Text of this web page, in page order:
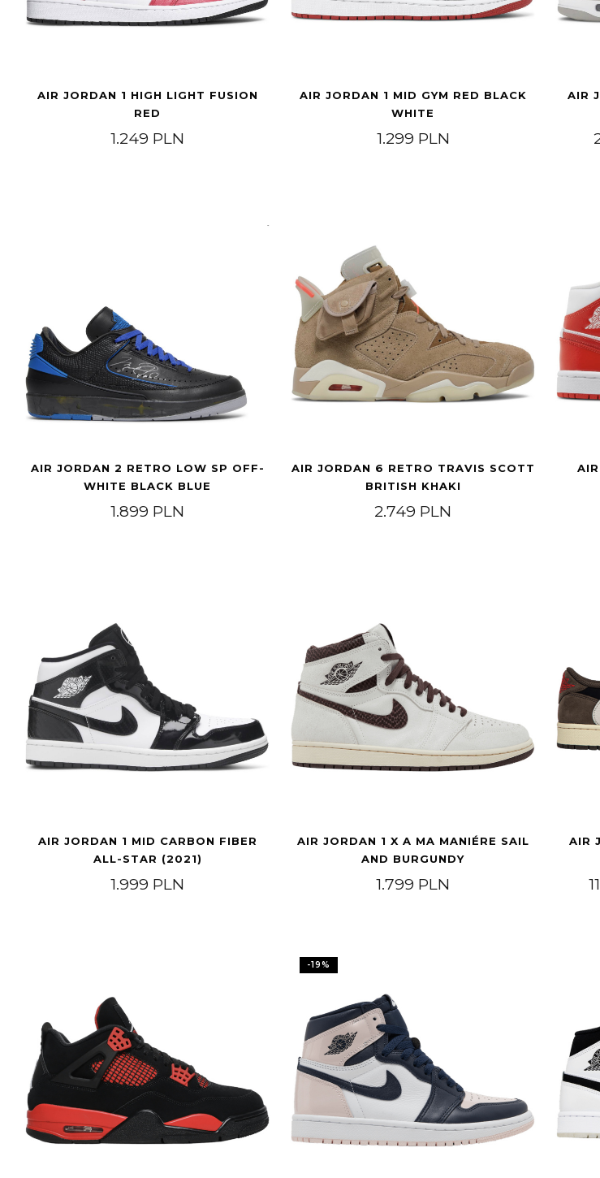
AIR JORDAN 1 HIGH LIGHT FUSION
RED
1.249 PLN
AIR JORDAN 1 MID GYM RED BLACK
WHITE
1.299 PLN
AIR
AIR JORDAN 2 RETRO LOW SP OFF-
WHITE BLACK BLUE
1.899 PLN
AIR JORDAN 6 RETRO TRAVIS SCOTT
BRITISH KHAKI
2.749 PLN
AIR JORDAN 1 MID CARBON FIBER
ALL-STAR (2021)
1.999 PLN
AIR JORDAN 1 X A MA MANIÉRE SAIL
AND BURGUNDY
1.799 PLN
AIR
-19%